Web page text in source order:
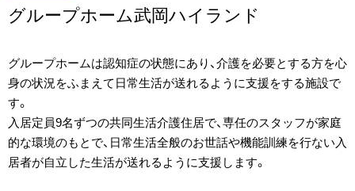
グループホーム武岡ハイランド
グループホームは認知症の状態にあり、介護を必要とする方を心
身の状況をふまえて日常生活が送れるように支援をする施設で
す。
入居定員9名ずつの共同生活介護住居で、専任のスタッフが家庭
的な環境のもとで、日常生活全般のお世話や機能訓練を行ない入
居者が自立した生活が送れるように支援します。